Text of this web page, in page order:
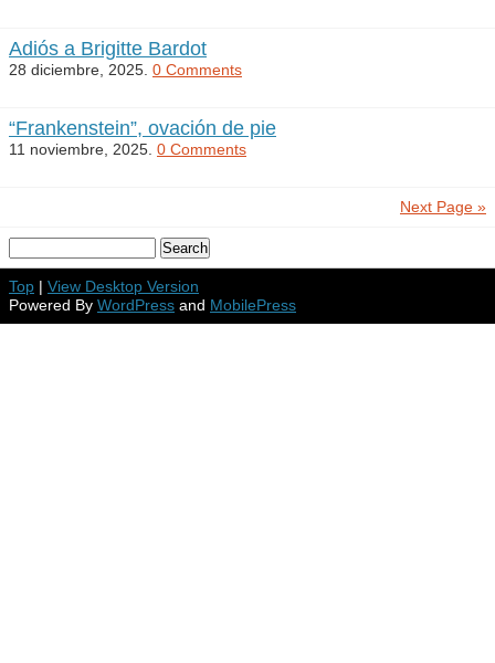
Adiós a Brigitte Bardot
28 diciembre, 2025. 0 Comments
“Frankenstein”, ovación de pie
11 noviembre, 2025. 0 Comments
Next Page »
Top | View Desktop Version
Powered By WordPress and MobilePress